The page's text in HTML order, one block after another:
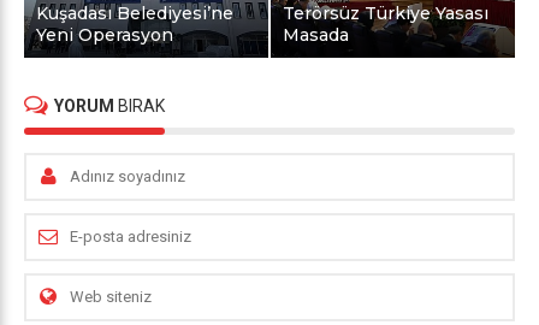
Kuşadası Belediyesi’ne
Yeni Operasyon
Terörsüz Türkiye Yasası
Masada
YORUM BIRAK